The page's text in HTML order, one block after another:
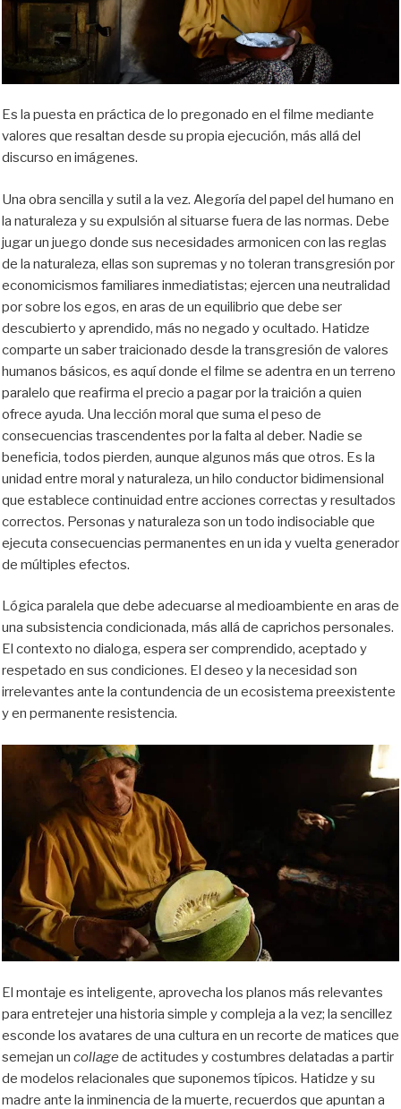
Es la puesta en práctica de lo pregonado en el filme mediante
valores que resaltan desde su propia ejecución, más allá del
discurso en imágenes.
Una obra sencilla y sutil a la vez. Alegoría del papel del humano en
la naturaleza y su expulsión al situarse fuera de las normas. Debe
jugar un juego donde sus necesidades armonicen con las reglas
de la naturaleza, ellas son supremas y no toleran transgresión por
economicismos familiares inmediatistas; ejercen una neutralidad
por sobre los egos, en aras de un equilibrio que debe ser
descubierto y aprendido, más no negado y ocultado. Hatidze
comparte un saber traicionado desde la transgresión de valores
humanos básicos, es aquí donde el filme se adentra en un terreno
paralelo que reafirma el precio a pagar por la traición a quien
ofrece ayuda. Una lección moral que suma el peso de
consecuencias trascendentes por la falta al deber. Nadie se
beneficia, todos pierden, aunque algunos más que otros. Es la
unidad entre moral y naturaleza, un hilo conductor bidimensional
que establece continuidad entre acciones correctas y resultados
correctos. Personas y naturaleza son un todo indisociable que
ejecuta consecuencias permanentes en un ida y vuelta generador
de múltiples efectos.
Lógica paralela que debe adecuarse al medioambiente en aras de
una subsistencia condicionada, más allá de caprichos personales.
El contexto no dialoga, espera ser comprendido, aceptado y
respetado en sus condiciones. El deseo y la necesidad son
irrelevantes ante la contundencia de un ecosistema preexistente
y en permanente resistencia.
El montaje es inteligente, aprovecha los planos más relevantes
para entretejer una historia simple y compleja a la vez; la sencillez
esconde los avatares de una cultura en un recorte de matices que
semejan un collage de actitudes y costumbres delatadas a partir
de modelos relacionales que suponemos típicos. Hatidze y su
madre ante la inminencia de la muerte, recuerdos que apuntan a